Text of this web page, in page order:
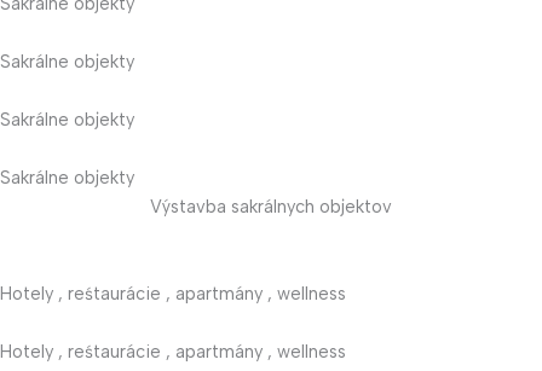
Sakrálne objekty
Sakrálne objekty
Sakrálne objekty
Výstavba sakrálnych objektov
Hotely , reśtaurácie , apartmány , wellness
Hotely , reśtaurácie , apartmány , wellness